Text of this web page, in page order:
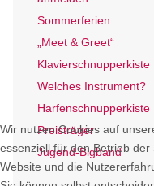
Sommerferien
„Meet & Greet“
Klavierschnupperkiste
Welches Instrument?
Harfenschnupperkiste
Preisträger
Jugend-Bigband
Wir nutzen Cookies auf
essenziell für den Betrieb
Website und die